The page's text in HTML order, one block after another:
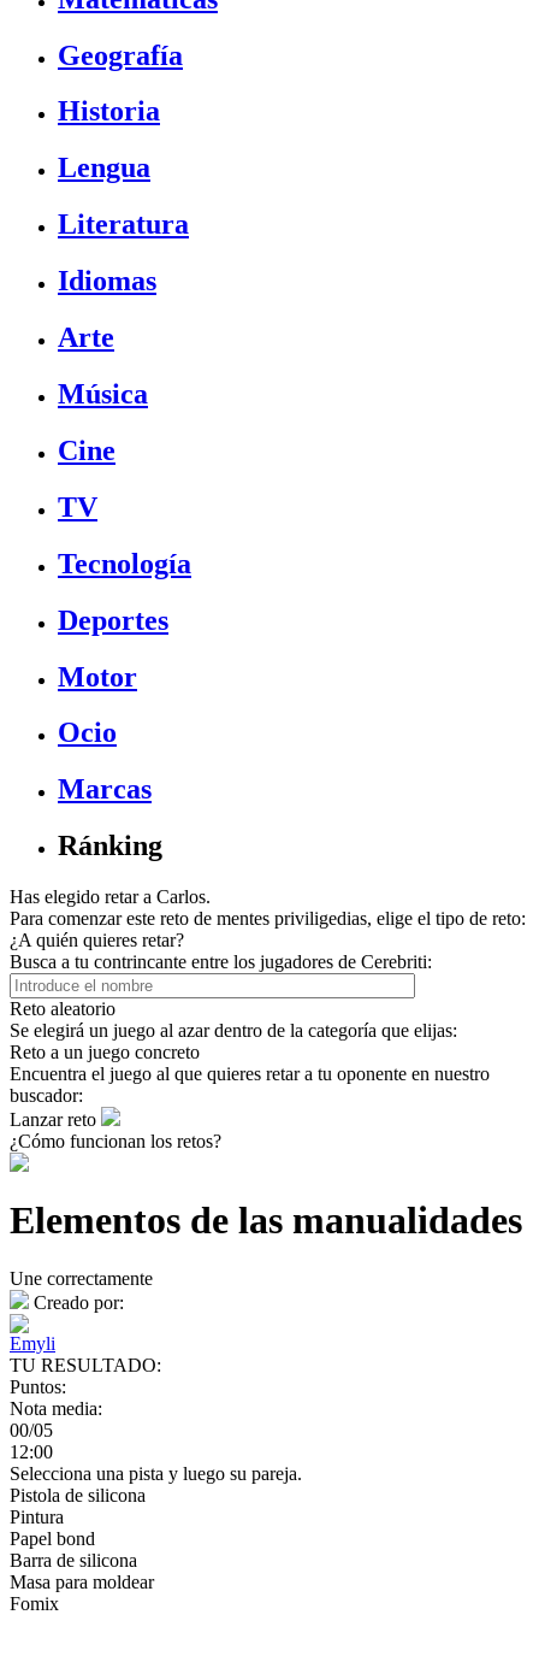
Geografía
Historia
Lengua
Literatura
Idiomas
Arte
Música
Cine
TV
Tecnología
Deportes
Motor
Ocio
Marcas
Ránking
Has elegido retar a Carlos.
Para comenzar este reto de mentes priviligedias, elige el tipo de reto:
¿A quién quieres retar?
Busca a tu contrincante entre los jugadores de Cerebriti:
Reto aleatorio
Se elegirá un juego al azar dentro de la categoría que elijas:
Reto a un juego concreto
Encuentra el juego al que quieres retar a tu oponente en nuestro
buscador:
Lanzar reto
¿Cómo funcionan los retos?
Elementos de las manualidades
Une correctamente
Creado por:
Emyli
TU RESULTADO:
Puntos:
Nota media:
00/05
12:00
Selecciona una pista y luego su pareja.
Pistola de silicona
Pintura
Papel bond
Barra de silicona
Masa para moldear
Fomix